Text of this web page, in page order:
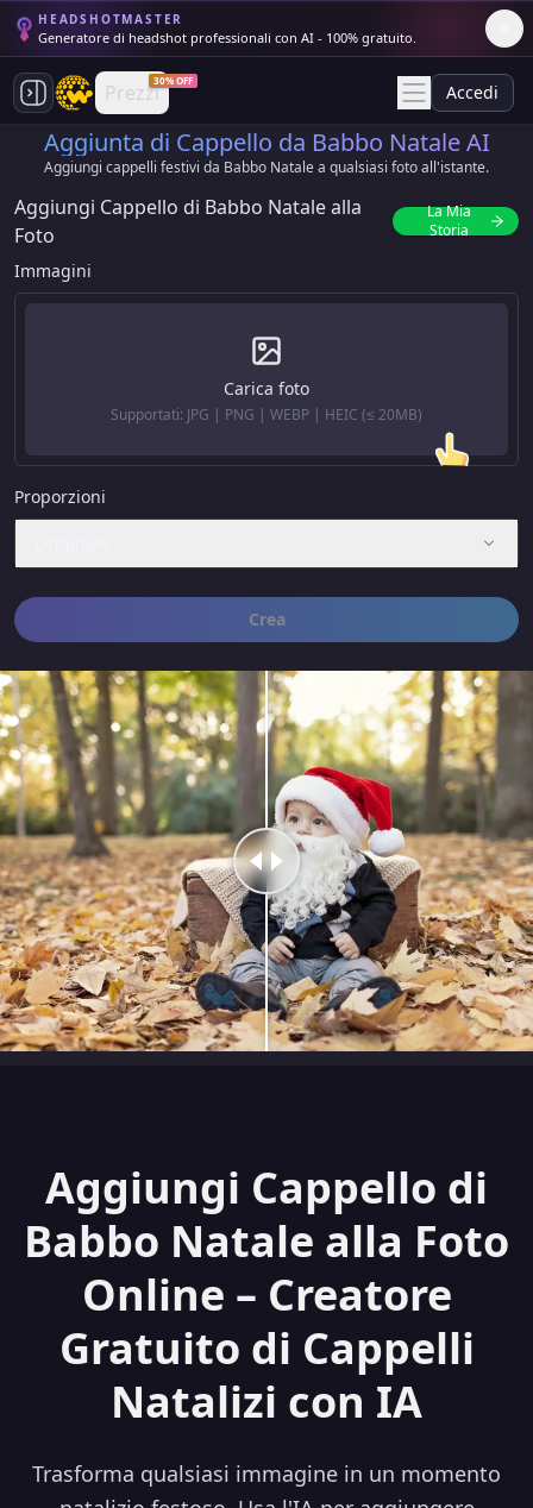
HEADSHOTMASTER
Generatore di headshot professionali con AI - 100% gratuito.
Prezzi30% OFF
Accedi
Aggiunta di Cappello da Babbo Natale AI
Aggiungi cappelli festivi da Babbo Natale a qualsiasi foto all'istante.
Aggiungi Cappello di Babbo Natale alla
Foto
La Mia
Storia
Immagini
Carica foto
Supportati: JPG | PNG | WEBP | HEIC (≤ 20MB)
Proporzioni
Crea
Aggiungi Cappello di
Babbo Natale alla Foto
Online – Creatore
Gratuito di Cappelli
Natalizi con IA
Trasforma qualsiasi immagine in un momento